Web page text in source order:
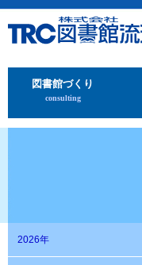
図書館づくり
consulting
2026年